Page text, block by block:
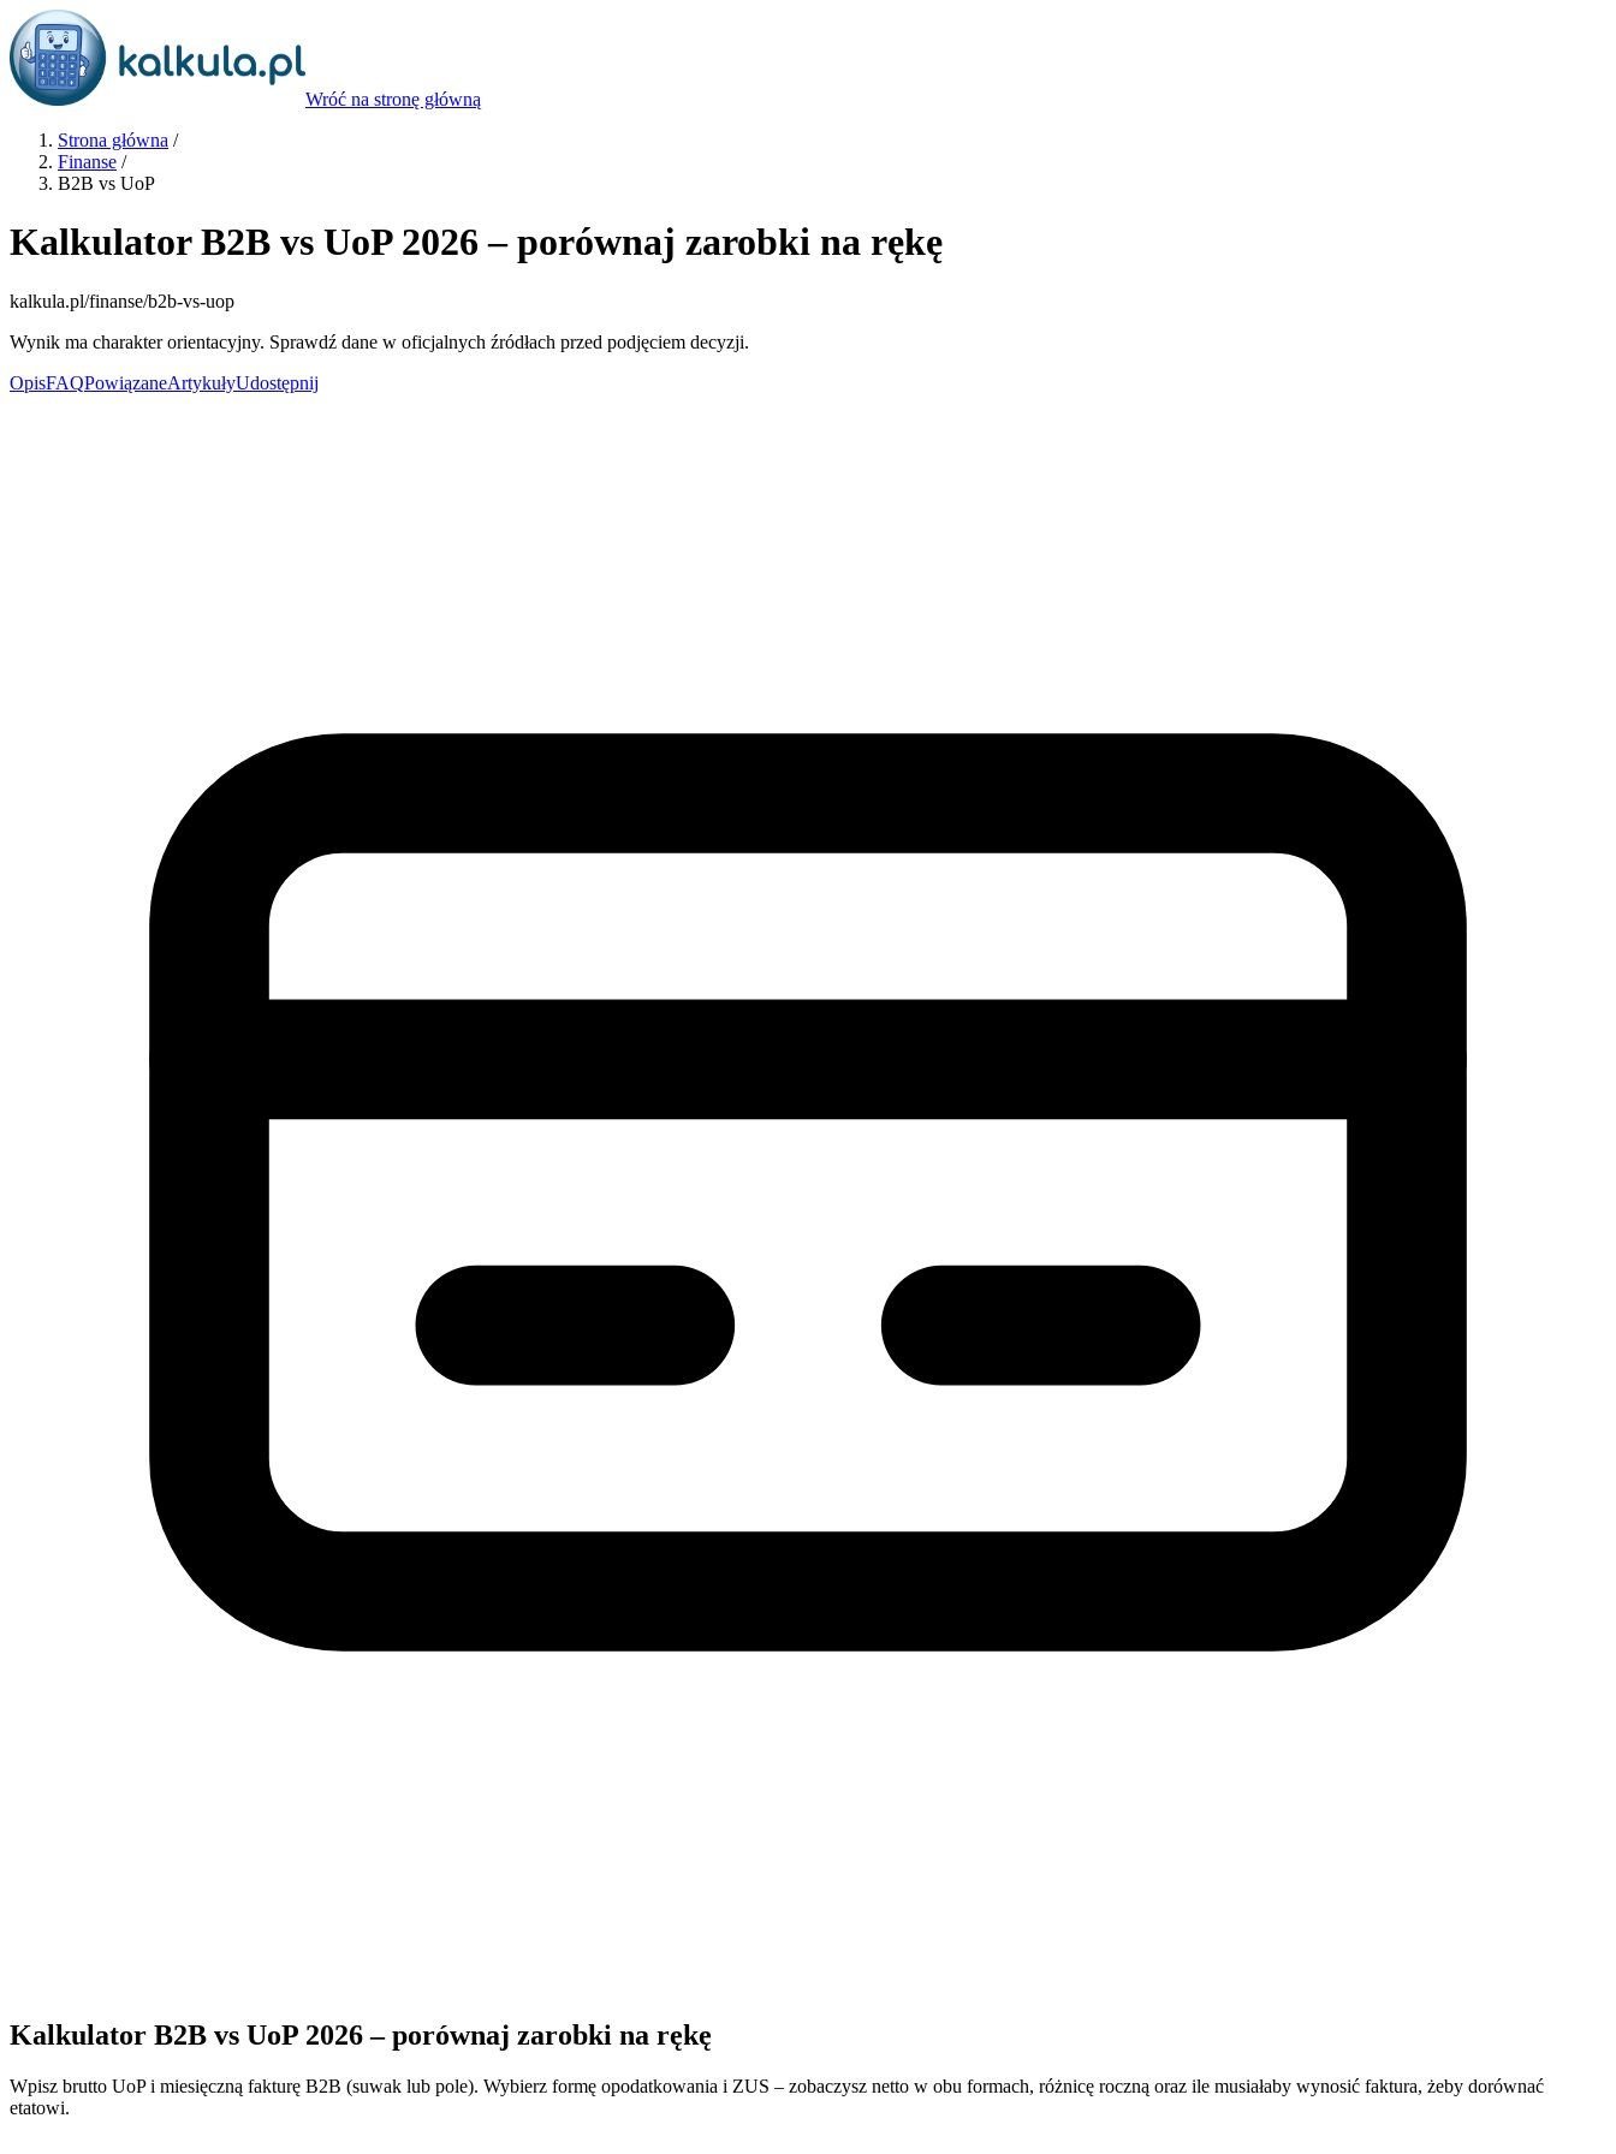
Wróć na stronę główną
Strona główna /
Finanse /
B2B vs UoP
Kalkulator B2B vs UoP 2026 – porównaj zarobki na rękę
kalkula.pl/finanse/b2b-vs-uop
Wynik ma charakter orientacyjny. Sprawdź dane w oficjalnych źródłach przed podjęciem decyzji.
OpisFAQPowiązaneArtykułyUdostępnij
Kalkulator B2B vs UoP 2026 – porównaj zarobki na rękę
Wpisz brutto UoP i miesięczną fakturę B2B (suwak lub pole). Wybierz formę opodatkowania i ZUS – zobaczysz netto w obu formach, różnicę roczną oraz ile musiałaby wynosić faktura, żeby dorównać
etatowi.